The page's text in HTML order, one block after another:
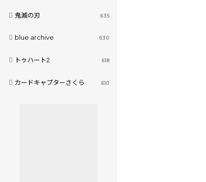
鬼滅の刃 635
blue archive 630
トゥハート2 618
カードキャプターさくら 610